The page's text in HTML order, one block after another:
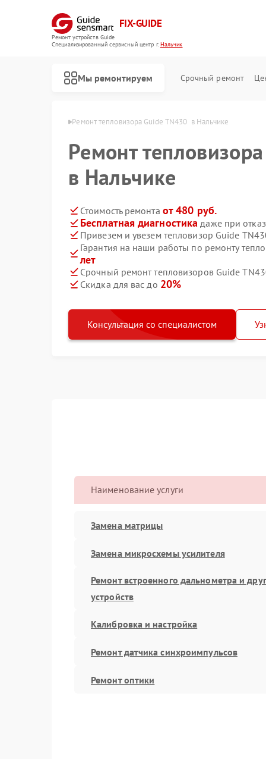
FIX-GUIDE
Ремонт устройств Guide
Специализированный cервисный центр г.Нальчик
Мы ремонтируем Срочный ремонт
Guide в Нальчике Ремонт тепловизора Guide TN430  в Нальчике
Ремонт
в Нальчике
Стоимость ремонта от 480 руб.
Бесплатная диагностика даже при
Привезем и увезем тепловизор Guide
Гарантия на наши работы по ремонту
лет
Срочный ремонт тепловизоров Guide
Скидка для вас до 20%
Консультация со специалистом
Наименование услуги
Замена матрицы
Замена микросхемы усилителя
Ремонт встроенного дальнометра и
устройств
Калибровка и настройка
Ремонт датчика синхроимпульсов
Ремонт оптики